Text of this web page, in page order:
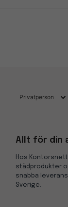
Allt för din
Hos
städprodukter
snabba
Sverige.